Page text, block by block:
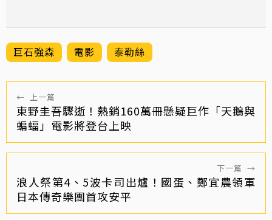
巨石強森 電影 泰勒絲
← 上一篇
東野圭吾驟逝！熱銷160萬冊懸疑巨作「天鵝與
蝙蝠」電影將登台上映
下一篇 →
浪人祭第4、5波卡司出爐！國蛋、鄭宜農領軍
日本傳奇樂團首攻安平